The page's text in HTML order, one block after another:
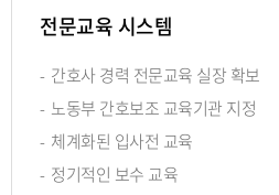
전문교육 시스템
- 간호사 경력 전문교육 실장 확보
- 노동부 간호보조 교육기관 지정
- 체계화된 입사전 교육
- 정기적인 보수 교육